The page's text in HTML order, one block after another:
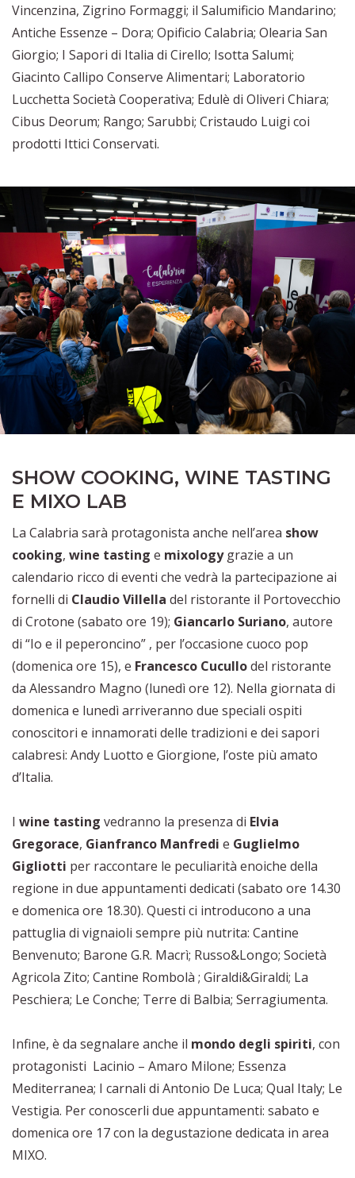
Vincenzina, Zigrino Formaggi; il Salumificio Mandarino;
Antiche Essenze – Dora; Opificio Calabria; Olearia San
Giorgio; I Sapori di Italia di Cirello; Isotta Salumi;
Giacinto Callipo Conserve Alimentari; Laboratorio
Lucchetta Società Cooperativa; Edulè di Oliveri Chiara;
Cibus Deorum; Rango; Sarubbi; Cristaudo Luigi coi
prodotti Ittici Conservati.
SHOW COOKING, WINE TASTING
E MIXO LAB
La Calabria sarà protagonista anche nell’area show
cooking, wine tasting e mixologygrazie a un
calendario ricco di eventi che vedrà la partecipazione ai
fornelli di Claudio Villella del ristorante il Portovecchio
di Crotone (sabato ore 19); Giancarlo Suriano, autore
di “Io e il peperoncino” , per l’occasione cuoco pop
(domenica ore 15), e Francesco Cucullodel ristorante
da Alessandro Magno (lunedì ore 12). Nella giornata di
domenica e lunedì arriveranno due speciali ospiti
conoscitori e innamorati delle tradizioni e dei sapori
calabresi: Andy Luotto e Giorgione, l’oste più amato
d’Italia.
I wine tasting vedranno la presenza di Elvia
Gregorace, Gianfranco Manfredi e Guglielmo
Gigliotti per raccontare le peculiarità enoiche della
regione in due appuntamenti dedicati (sabato ore 14.30
e domenica ore 18.30). Questi ci introducono a una
pattuglia di vignaioli sempre più nutrita: Cantine
Benvenuto; Barone G.R. Macrì; Russo&Longo; Società
Agricola Zito; Cantine Rombolà ; Giraldi&Giraldi; La
Peschiera; Le Conche; Terre di Balbia; Serragiumenta.
Infine, è da segnalare anche il mondo degli spiriti, con
protagonisti Lacinio – Amaro Milone; Essenza
Mediterranea; I carnali di Antonio De Luca; Qual Italy; Le
Vestigia. Per conoscerli due appuntamenti: sabato e
domenica ore 17 con la degustazione dedicata in area
MIXO.